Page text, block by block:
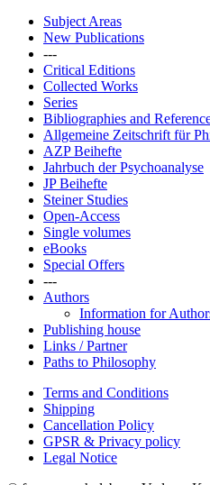
Subject Areas
New Publications
---
Critical Editions
Collected Works
Series
Bibliographies and
Allgemeine Zeitschrift für
AZP Beihefte
Jahrbuch der Psychoanalyse
JP Beihefte
Steiner Studies
Open-Access
Single volumes
eBooks
Special Offers
---
Authors
Information for
Publishing house
Links / Partner
Paths to Philosophy
Terms and Conditions
Shipping
Cancellation Policy
GPSR & Privacy policy
Legal Notice